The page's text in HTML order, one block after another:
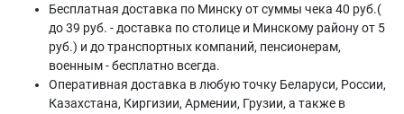
Бесплатная доставка по Минску от суммы чека 40 руб.(
до 39 руб. - доставка по столице и Минскому району от 5
руб.) и до транспортных компаний, пенсионерам,
военным - бесплатно всегда.
Оперативная доставка в любую точку Беларуси, России,
Казахстана, Киргизии, Армении, Грузии, а также в